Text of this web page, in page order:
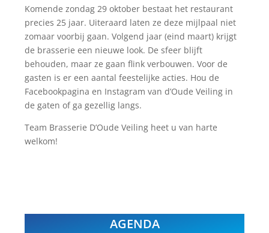
Komende zondag 29 oktober bestaat het restaurant
precies 25 jaar. Uiteraard laten ze deze mijlpaal niet
zomaar voorbij gaan. Volgend jaar (eind maart) krijgt
de brasserie een nieuwe look. De sfeer blijft
behouden, maar ze gaan flink verbouwen. Voor de
gasten is er een aantal feestelijke acties. Hou de
Facebookpagina en Instagram van d’Oude Veiling in
de gaten of ga gezellig langs.
Team Brasserie D’Oude Veiling heet u van harte
welkom!
AGENDA